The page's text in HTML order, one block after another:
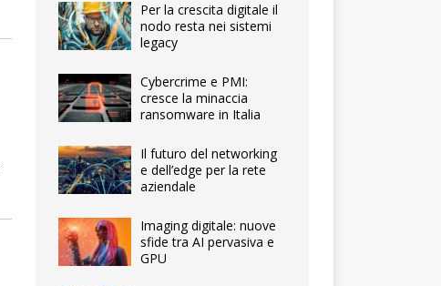
Per la crescita digitale il
nodo resta nei sistemi
legacy
Cybercrime e PMI:
cresce la minaccia
ransomware in Italia
Il futuro del networking
e dell’edge per la rete
aziendale
Imaging digitale: nuove
sfide tra AI pervasiva e
GPU